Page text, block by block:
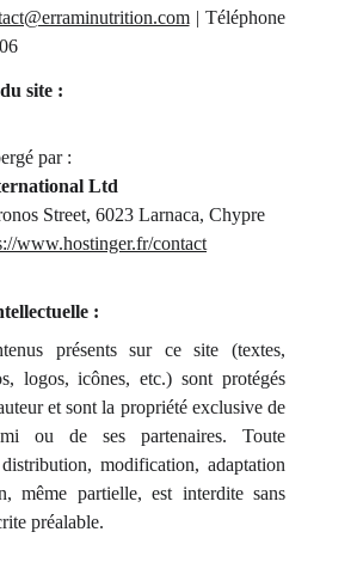
| Téléphone
site :
par :
Ltd
Street, 6023 Larnaca, Chypre
www.hostinger.fr/contact
:
présents sur ce site (textes,
logos, icônes, etc.) sont protégés
et sont la propriété exclusive de
ou de ses partenaires. Toute
modification, adaptation
même partielle, est interdite sans
préalable.